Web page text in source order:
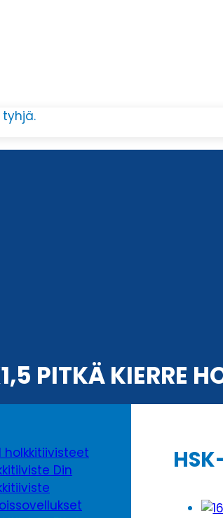
tyhjä.
PITKÄ KIERRE
holkkitiivisteet
Din